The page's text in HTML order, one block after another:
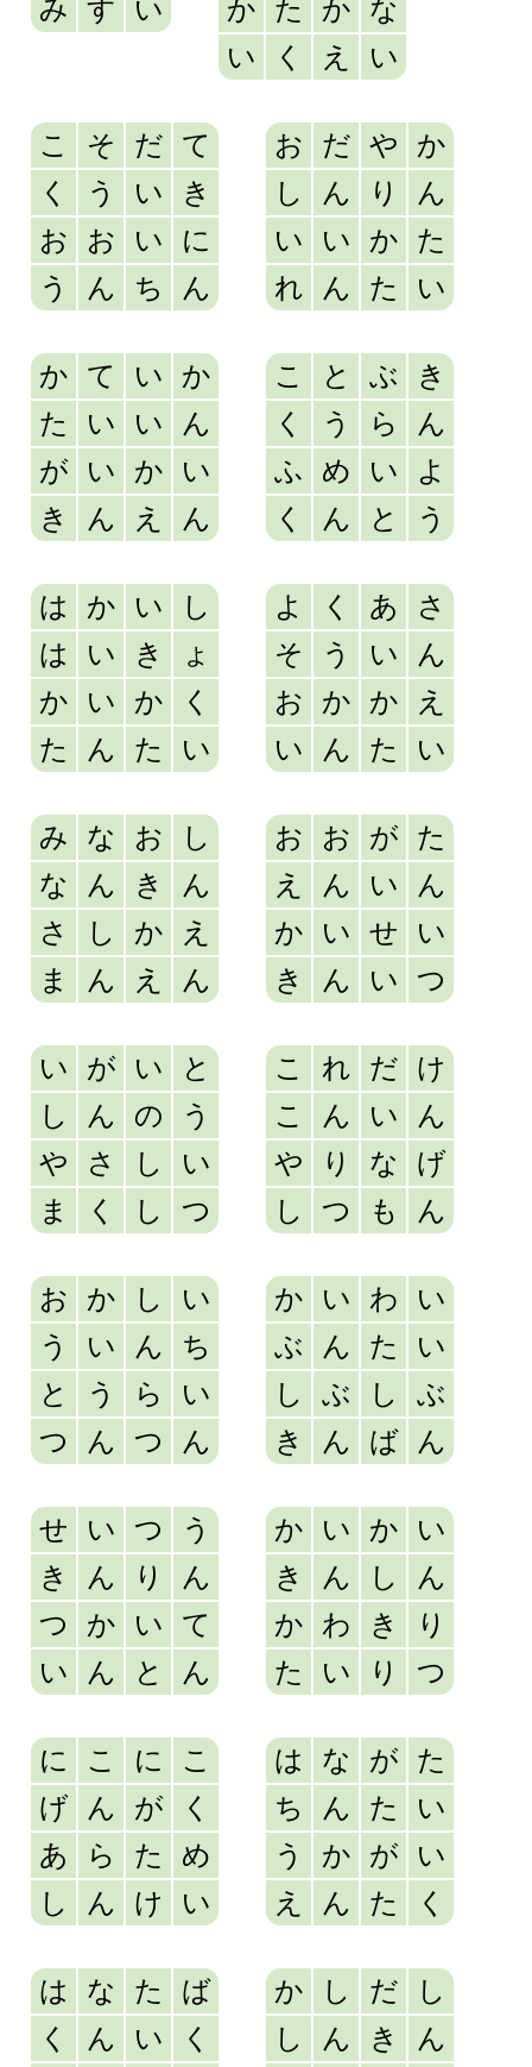
み す い か た か
な
い
く え い
こ そ だ
て
く
う い
き
お
お い
に
う
ん ち ん
お だ や
か
し
ん り
ん
い
い か
た
れ
ん た い
か て い
か
た
い い
ん
が
い か
い
き
ん え ん
こ と ぶ
き
く
う ら
ん
ふ
め い
よ
く
ん と う
は か い
し
は
い き
ょ
か
い か
く
た
ん た い
よ く あ
さ
そ
う い
ん
お
か か
え
い
ん た い
み な お
し
な
ん き
ん
さ
し か
え
ま
ん え ん
お お が
た
え
ん い
ん
か
い せ
い
き
ん い つ
い が い
と
し
ん の
う
や
さ し
い
ま
く し つ
こ れ だ
け
こ
ん い
ん
や
り な
げ
し
つ も ん
お か し
い
う
い ん
ち
と
う ら
い
つ
ん つ ん
か い わ
い
ぶ
ん た
い
し
ぶ し
ぶ
き
ん ば ん
せ い つ
う
き
ん り
ん
つ
か い
て
い
ん と ん
か い か
い
き
ん し
ん
か
わ き
り
た
い り つ
に こ に
こ
げ
ん が
く
あ
ら た
め
し
ん け い
は な が
た
ち
ん た
い
う
か が
い
え
ん た く
は な た
ば
く
ん い
く
か し だ
し
し
ん き
ん